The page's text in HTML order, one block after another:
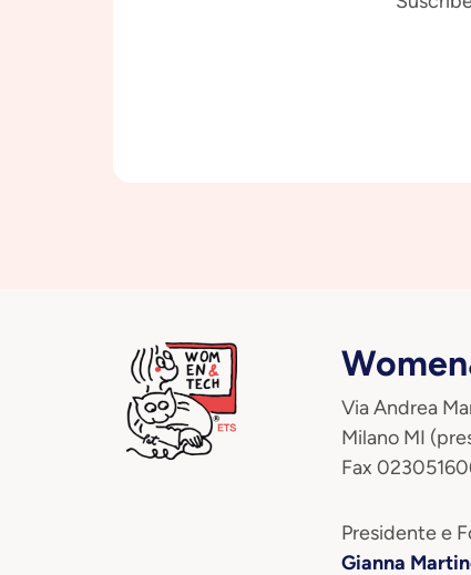
Via Andrea
Milano MI
Fax
Presidente e
Gianna